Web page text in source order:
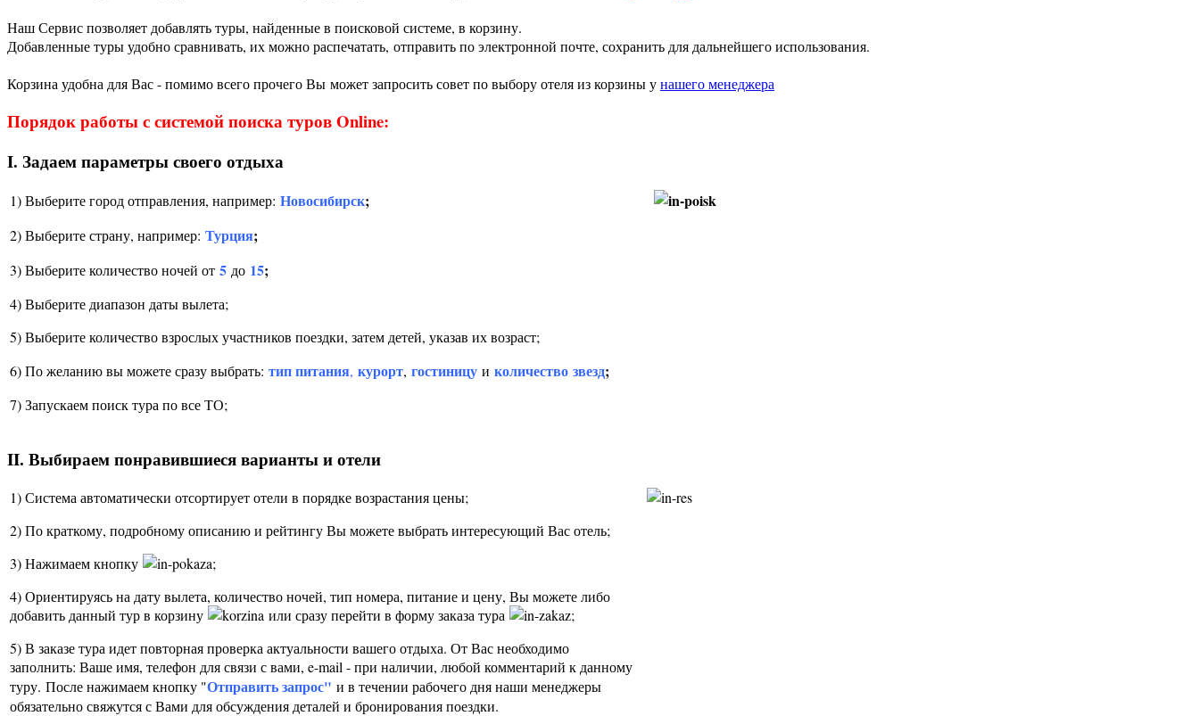
Наш Сервис позволяет добавлять туры, найденные в поисковой системе, в корзину.
Добавленные туры удобно сравнивать, их можно распечатать, отправить по электронной почте, сохранить для дальнейшего использования.
Корзина удобна для Вас - помимо всего прочего Вы может запросить совет по выбору отеля из корзины унашего менеджера
Порядок работы с системой поиска туров Online:
I. Задаем параметры своего отдыха
1) Выберите город отправления, например: Новосибирск;
2) Выберите страну, например: Турция;
3) Выберите количество ночей от 5 до 15;
4) Выберите диапазон даты вылета;
5) Выберите количество взрослых участников поездки, затем детей, указав их возраст;
6) По желанию вы можете сразу выбрать: тип питания, курорт, гостиницу и количество звезд;
7) Запускаем поиск тура по все ТО;
II. Выбираем понравившиеся варианты и отели
1) Система автоматически отсортирует отели в порядке возрастания цены;
2) По краткому, подробному описанию и рейтингу Вы можете выбрать интересующий Вас отель;
3) Нажимаем кнопку
;
4) Ориентируясь на дату вылета, количество ночей, тип номера, питание и цену, Вы можете либо
добавить данный тур в корзину
или сразу перейти в форму заказа тура
;
5) В заказе тура идет повторная проверка актуальности вашего отдыха. От Вас необходимо
заполнить: Ваше имя, телефон для связи с вами, e-mail - при наличии, любой комментарий к данному
туру. После нажимаем кнопку "Отправить запрос" и в течении рабочего дня наши менеджеры
обязательно свяжутся с Вами для обсуждения деталей и бронирования поездки.